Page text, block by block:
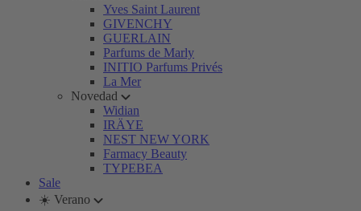
Yves Saint Laurent
GIVENCHY
GUERLAIN
Parfums de Marly
INITIO Parfums Privés
La Mer
Novedad
Widian
IRÄYE
NEST NEW YORK
Farmacy Beauty
TYPEBEA
Sale
☀️ Verano